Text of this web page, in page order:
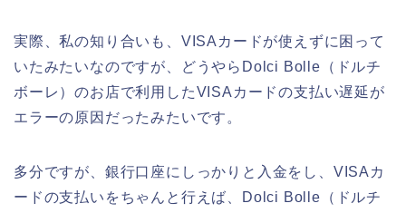
実際、私の知り合いも、VISAカードが使えずに困って
いたみたいなのですが、どうやらDolci Bolle（ドルチ
ボーレ）のお店で利用したVISAカードの支払い遅延が
エラーの原因だったみたいです。
多分ですが、銀行口座にしっかりと入金をし、VISAカ
ードの支払いをちゃんと行えば、Dolci Bolle（ドルチ